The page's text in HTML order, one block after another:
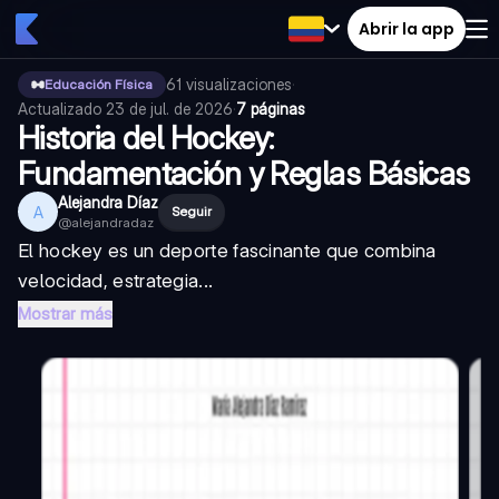
Abrir la app
Educación Física 61 visualizaciones·
Actualizado 23 de jul. de 2026·7 páginas
Historia del Hockey:
Fundamentación y Reglas Básicas
A Alejandra Díaz
@alejandradaz
Seguir
El hockey es un deporte fascinante que combina
velocidad, estrategia...
Mostrar más